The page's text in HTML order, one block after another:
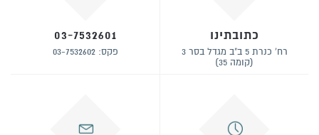
כתובתינו
רח' כנרת 5 ב"ב מגדל בסר 3
(קומה 35)
03-7532601
פקס: 03-7532602